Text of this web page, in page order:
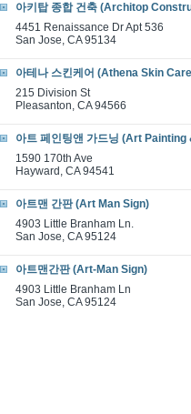
아키탑 종합 건축 (Architop
4451 Renaissance Dr Apt 536
San Jose, CA 95134
아테나 스킨케어 (Athena Skin
215 Division St
Pleasanton, CA 94566
아트 페인팅앤 가드닝 (Art
1590 170th Ave
Hayward, CA 94541
아트맨 간판 (Art Man Sign)
4903 Little Branham Ln.
San Jose, CA 95124
아트맨간판 (Art-Man Sign)
4903 Little Branham Ln
San Jose, CA 95124